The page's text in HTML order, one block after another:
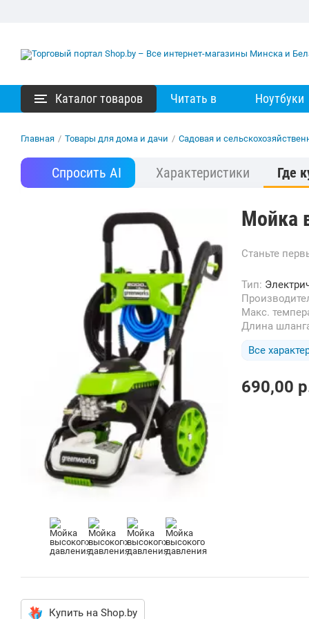
Каталог товаров Читать в Ноутбуки
Главная / Товары для дома и дачи / Садовая и
Спросить AI Характеристики Где
Мойка
Станьте
Тип:
Макс.
Длина
Все
690,00
Купить на Shop.by